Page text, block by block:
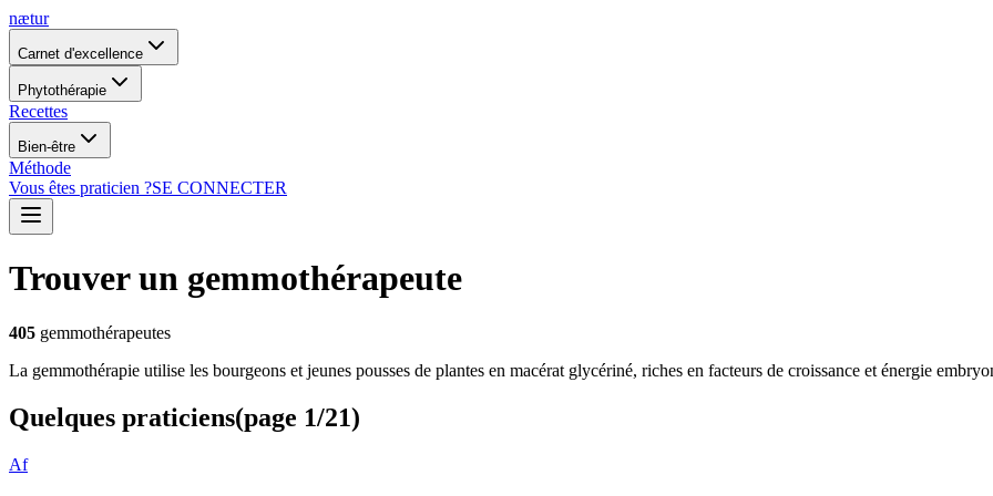
nætur
Carnet d'excellence
Phytothérapie
Recettes
Bien-être
Méthode
Vous êtes praticien ?SE CONNECTER
Trouver un gemmothérapeute
405 gemmothérapeutes
La gemmothérapie utilise les bourgeons et jeunes pousses de plantes en macérat glycériné, riches en facteurs de croissance et énergie
Quelques praticiens(page 1/21)
Af